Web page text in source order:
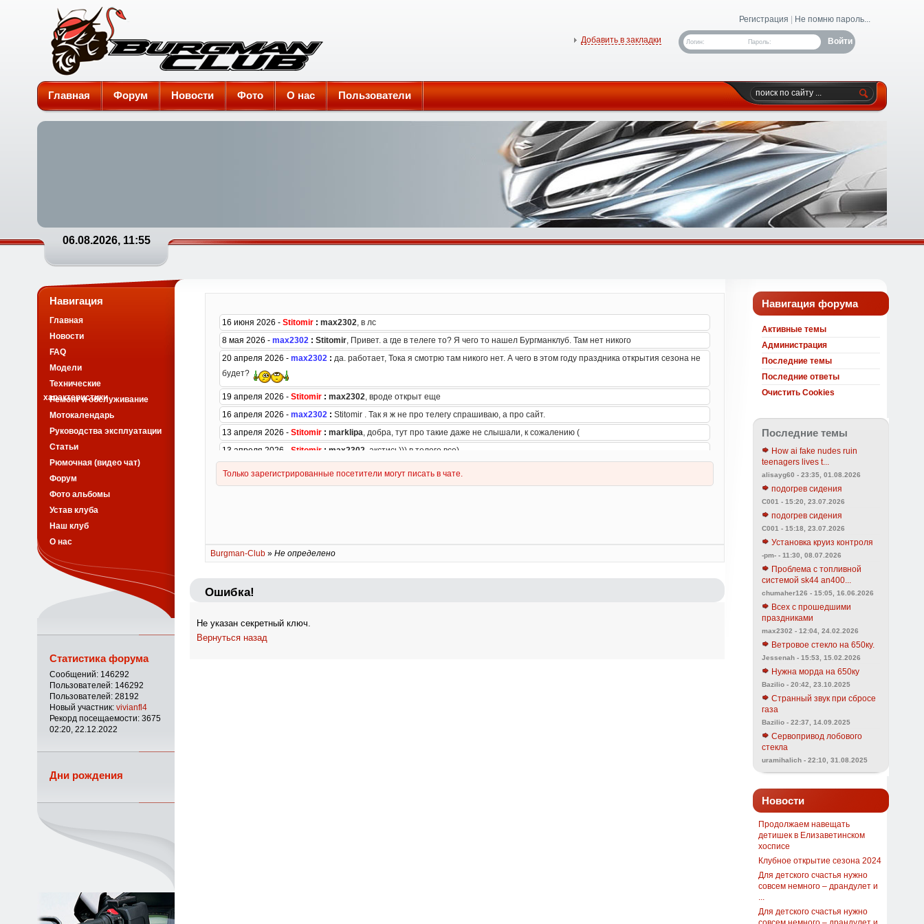
Burgman-Club
Регистрация Не помню пароль...
Логин: Пароль:
Добавить в закладки
Главная Форум Новости Фото О нас Пользователи
06.08.2026, 11:55
Burgman-Club» Не определено
Ошибка!
Не указан секретный ключ.
Вернуться назад
Навигация форума
Активные темы
Администрация
Последние темы
Последние ответы
Очистить Cookies
Последние темы
How ai fake nudes ruin
teenagers lives t...
alisayg60 - 23:35, 01.08.2026
подогрев сидения
C001 - 15:20, 23.07.2026
подогрев сидения
C001 - 15:18, 23.07.2026
Установка круиз контроля
-pm- - 11:30, 08.07.2026
Проблема с топливной
системой sk44 an400...
chumaher126 - 15:05, 16.06.2026
Всех с прошедшими
праздниками
max2302 - 12:04, 24.02.2026
Ветровое стекло на 650ку.
Jessenah - 15:53, 15.02.2026
Нужна морда на 650ку
Bazilio - 20:42, 23.10.2025
Странный звук при сбросе
газа
Bazilio - 22:37, 14.09.2025
Сервопривод лобового
стекла
uramihalich - 22:10, 31.08.2025
Новости
Продолжаем навещать
детишек в Елизаветинском
хосписе
Клубное открытие сезона 2024
Для детского счастья нужно
совсем немного – драндулет и
Для детского счастья нужно
Навигация
Главная
Новости
FAQ
Модели
Технические
характеристики
Ремонт и обслуживание
Мотокалендарь
Руководства эксплуатации
Статьи
Рюмочная (видео чат)
Форум
Фото альбомы
Устав клуба
Наш клуб
О нас
Статистика форума
Сообщений: 146292
Пользователей: 146292
Пользователей: 28192
Новый участник: vivianfl4
Рекорд посещаемости: 3675
02:20, 22.12.2022
Дни рождения